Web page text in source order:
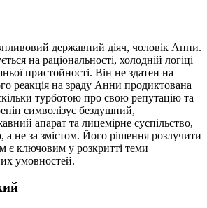
державний діяч, чоловік Анни.
на раціональності, холодній логіці
пристойності. Він не здатен на
реакція на зраду Анни продиктована
турботою про свою репутацію та
символізує бездушний,
апарат та лицемірне суспільство,
не за змістом. Його рішення розлучити
є ключовим у розкритті теми
умовностей.